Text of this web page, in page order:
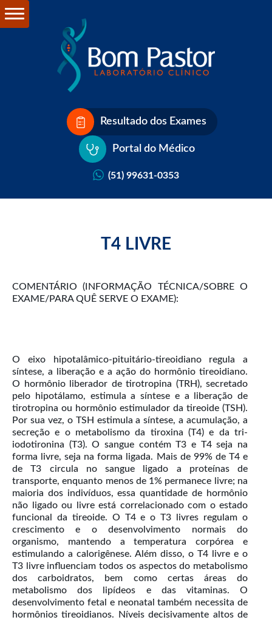
Resultado dos Exames
Portal do Médico
(51) 99631-0353
T4 LIVRE
COMENTÁRIO (INFORMAÇÃO TÉCNICA/SOBRE O
EXAME/PARA QUÊ SERVE O EXAME):
O eixo hipotalâmico-pituitário-tireoidiano regula a
síntese, a liberação e a ação do hormônio tireoidiano.
O hormônio liberador de tirotropina (TRH), secretado
pelo hipotálamo, estimula a síntese e a liberação de
tirotropina ou hormônio estimulador da tireoide (TSH).
Por sua vez, o TSH estimula a síntese, a acumulação, a
secreção e o metabolismo da tiroxina (T4) e da tri-
iodotironina (T3). O sangue contém T3 e T4 seja na
forma livre, seja na forma ligada. Mais de 99% de T4 e
de T3 circula no sangue ligado a proteínas de
transporte, enquanto menos de 1% permanece livre; na
maioria dos indivíduos, essa quantidade de hormônio
não ligado ou livre está correlacionado com o estado
funcional da tireoide. O T4 e o T3 livres regulam o
crescimento e o desenvolvimento normais do
organismo, mantendo a temperatura corpórea e
estimulando a calorigênese. Além disso, o T4 livre e o
T3 livre influenciam todos os aspectos do metabolismo
dos carboidratos, bem como certas áreas do
metabolismo dos lipídeos e das vitaminas. O
desenvolvimento fetal e neonatal também necessita de
hormônios tireoidianos. Níveis decisivamente altos de